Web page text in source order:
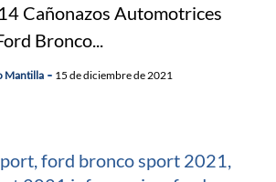
Cañonazos Automotrices
Bronco...
Mantilla 15 de diciembre de 2021